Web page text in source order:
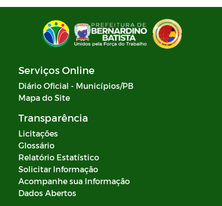
Serviços Online
Diário Oficial - Municípios/PB
Mapa do Site
Transparência
Licitações
Glossário
Relatório Estatístico
Solicitar Informação
Acompanhe sua Informação
Dados Abertos